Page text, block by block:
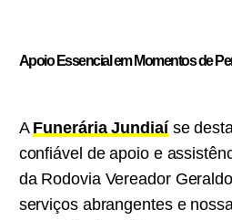
Apoio Essencial em Momentos de
A Funerária Jundiaíse
confiável de apoio e
da Rodovia Vereador
serviços abrangentes e